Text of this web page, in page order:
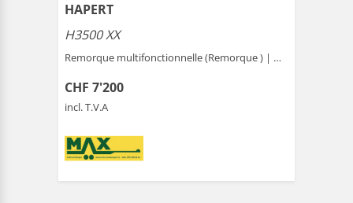
HAPERT
H3500 XX
Remorque multifonctionnelle (Remorque ) |
CHF 7'200
incl. T.V.A